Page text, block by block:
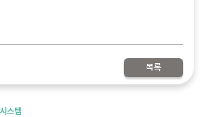
목록
스템